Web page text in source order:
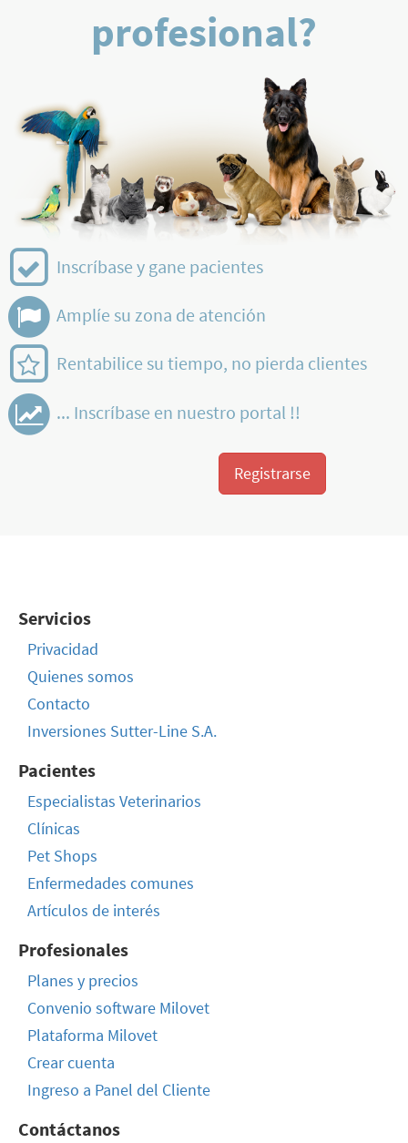
profesional?
Inscríbase y gane pacientes
Amplíe su zona de atención
Rentabilice su tiempo, no pierda clientes
... Inscríbase en nuestro portal !!
Registrarse
Servicios
Privacidad
Quienes somos
Contacto
Inversiones Sutter-Line S.A.
Pacientes
Especialistas Veterinarios
Clínicas
Pet Shops
Enfermedades comunes
Artículos de interés
Profesionales
Planes y precios
Convenio software Milovet
Plataforma Milovet
Crear cuenta
Ingreso a Panel del Cliente
Contáctanos